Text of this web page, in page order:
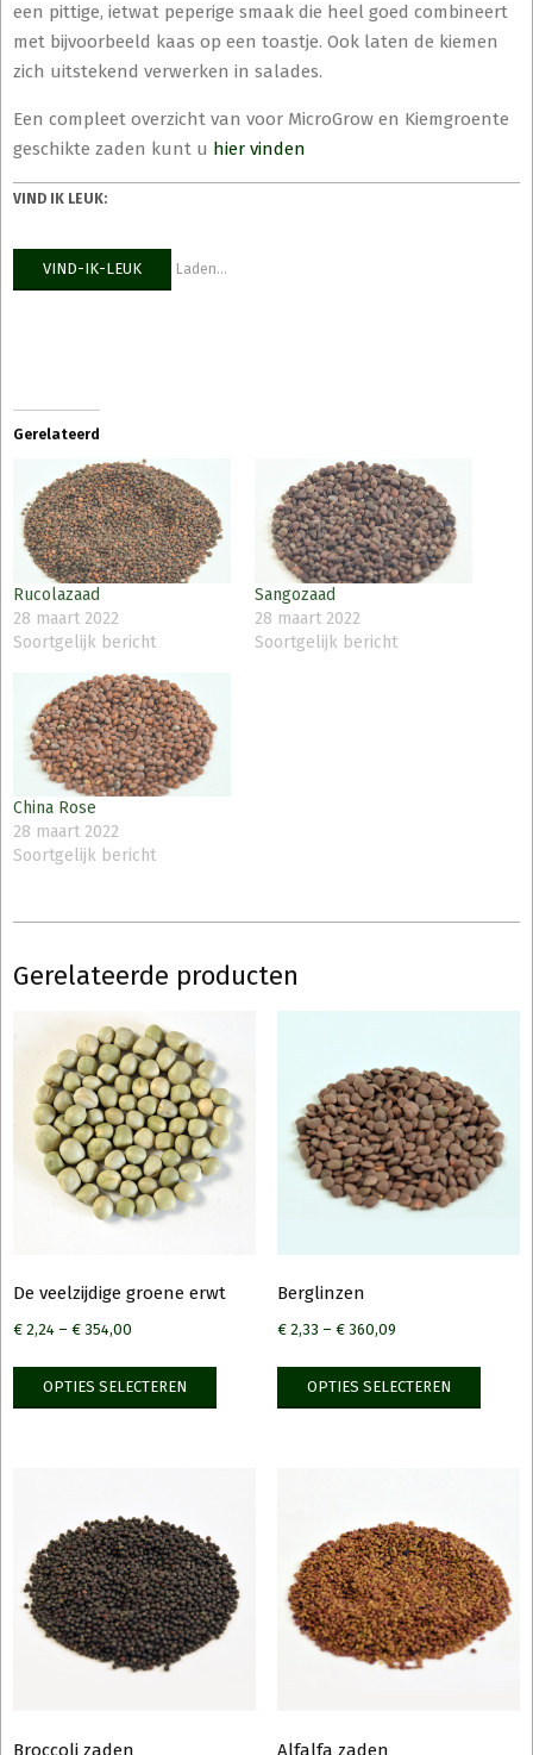
een pittige, ietwat peperige smaak die heel goed combineert
met bijvoorbeeld kaas op een toastje. Ook laten de kiemen
zich uitstekend verwerken in salades.
Een compleet overzicht van voor MicroGrow en Kiemgroente
geschikte zaden kunt u hier vinden
VIND IK LEUK:
VIND-IK-LEUK Laden...
Gerelateerd
Rucolazaad
28 maart 2022
Soortgelijk bericht
Sangozaad
28 maart 2022
Soortgelijk bericht
China Rose
28 maart 2022
Soortgelijk bericht
Gerelateerde producten
De veelzijdige groene erwt
€ 2,24 – € 354,00
OPTIES SELECTEREN
Dit
optie
kan
gekozen
worden
Berglinzen
€2,33 – €360,09
OPTIES SELECTEREN
Dit
optie
kan
Broccoli zaden
Alfalfa zaden